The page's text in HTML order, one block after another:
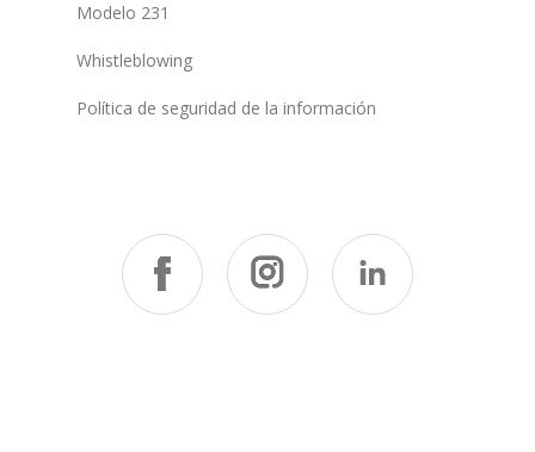
Modelo 231
Whistleblowing
Política de seguridad de la información